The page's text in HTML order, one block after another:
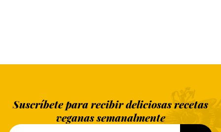
Suscríbete para recibir deliciosas recetas
veganas semanalmente